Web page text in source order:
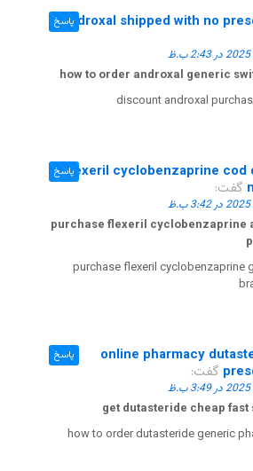
androxal shipped with no
how to order androxal generic
discount androxal
پاسخ
flexeril cyclobenzaprine cod
گفت:
purchase flexeril cyclobenzaprine
purchase flexeril cyclobenzaprine
پاسخ
online pharmacy
گفت:
get dutasteride cheap fast
how to order dutasteride generic
پاسخ